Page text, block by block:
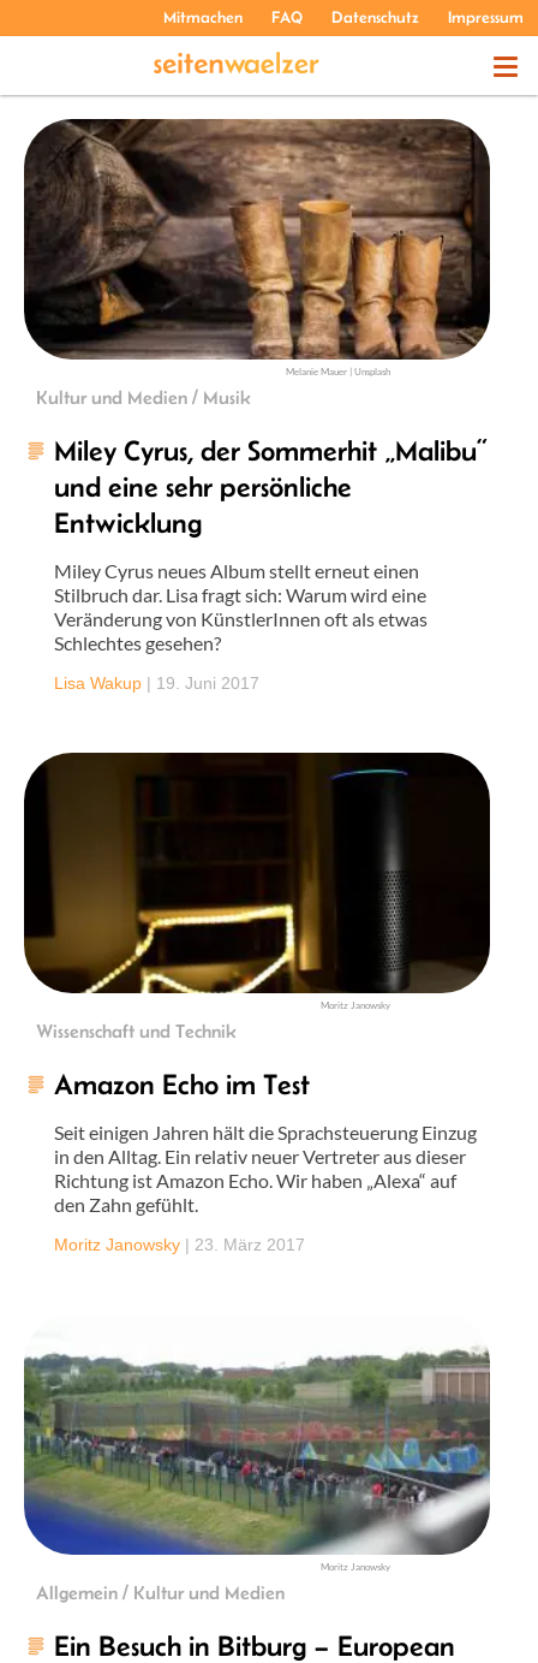
Mitmachen FAQ Datenschutz Impressum
THEMEN
PODCASTS
ÜBER UNS
Melanie Mauer | Unsplash
Kultur und Medien / Musik
Miley Cyrus, der Sommerhit „Malibu“
und eine sehr persönliche
Entwicklung
Miley Cyrus neues Album stellt erneut einen
Stilbruch dar. Lisa fragt sich: Warum wird eine
Veränderung von KünstlerInnen oft als etwas
Schlechtes gesehen?
Lisa Wakup | 19. Juni 2017
Moritz Janowsky
Wissenschaft und Technik
Amazon Echo im Test
Seit einigen Jahren hält die Sprachsteuerung Einzug
in den Alltag. Ein relativ neuer Vertreter aus dieser
Richtung ist Amazon Echo. Wir haben „Alexa“ auf
den Zahn gefühlt.
Moritz Janowsky | 23. März 2017
Moritz Janowsky
Allgemein / Kultur und Medien
Ein Besuch in Bitburg – European